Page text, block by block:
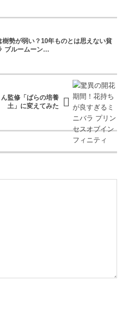
樹勢が弱い？10年ものとは思えない貧
ブルームーン…
監修「ばらの培養
土」に変えてみた